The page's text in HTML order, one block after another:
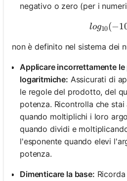
negativo o zero (per i
log10(−
non è definito nel sistema dei
Applicare incorrettamente
logaritmiche: Assicurati di
le regole del prodotto, del
potenza. Ricontrolla che
quando moltiplichi i loro
quando dividi e
l'esponente quando elevi
potenza.
Dimenticare la base: